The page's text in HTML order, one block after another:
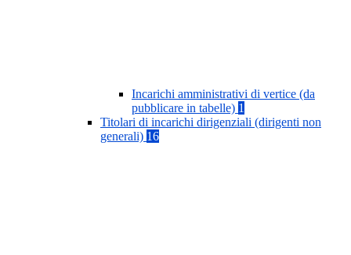
Incarichi amministrativi di vertice (da
pubblicare in tabelle) 1
Titolari di incarichi dirigenziali (dirigenti non
generali) 16